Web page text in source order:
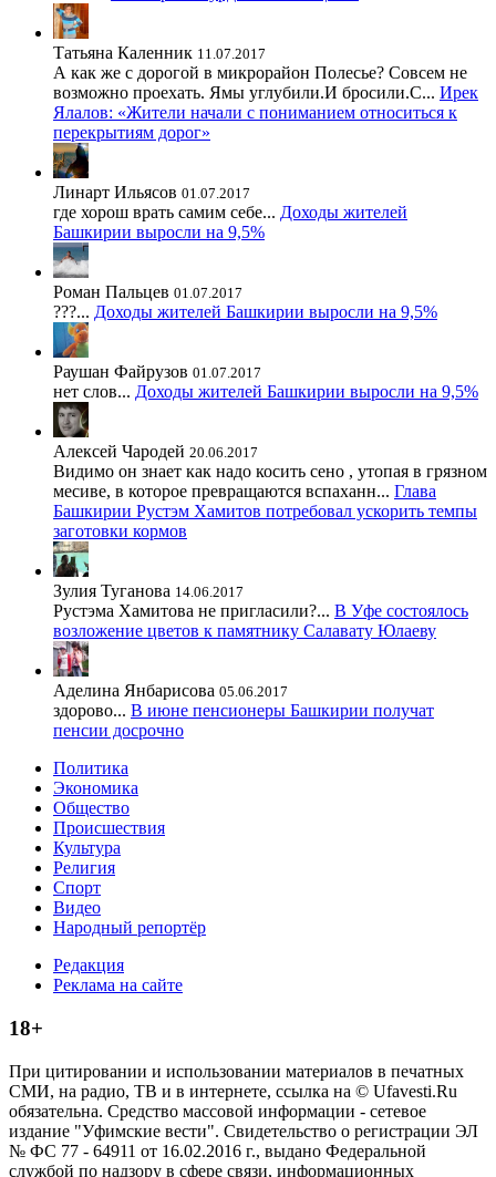
Татьяна Каленник 11.07.2017
А как же с дорогой в микрорайон Полесье? Совсем не
возможно проехать. Ямы углубили.И бросили.С... Ирек
Ялалов: «Жители начали с пониманием относиться к
перекрытиям дорог»
Линарт Ильясов 01.07.2017
где хорош врать самим себе... Доходы жителей
Башкирии выросли на 9,5%
Роман Пальцев 01.07.2017
???... Доходы жителей Башкирии выросли на 9,5%
Раушан Файрузов 01.07.2017
нет слов... Доходы жителей Башкирии выросли на 9,5%
Алексей Чародей 20.06.2017
Видимо он знает как надо косить сено , утопая в грязном
месиве, в которое превращаются вспаханн... Глава
Башкирии Рустэм Хамитов потребовал ускорить темпы
заготовки кормов
Зулия Туганова 14.06.2017
Рустэма Хамитова не пригласили?... В Уфе состоялось
возложение цветов к памятнику Салавату Юлаеву
Аделина Янбарисова 05.06.2017
здорово... В июне пенсионеры Башкирии получат
пенсии досрочно
Политика
Экономика
Общество
Происшествия
Культура
Религия
Спорт
Видео
Народный репортёр
Редакция
Реклама на сайте
18+
При цитировании и использовании материалов в печатных
СМИ, на радио, ТВ и в интернете, ссылка на © Ufavesti.Ru
обязательна. Средство массовой информации - сетевое
издание "Уфимские вести". Свидетельство о регистрации ЭЛ
№ ФС 77 - 64911 от 16.02.2016 г., выдано Федеральной
службой по надзору в сфере связи, информационных